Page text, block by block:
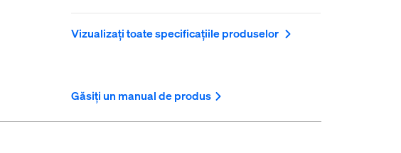
Vizualizați toate specificațiile produselor
Găsiți un manual de produs